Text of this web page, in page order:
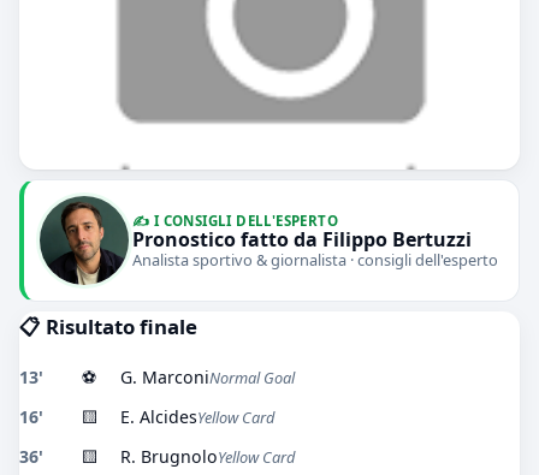
✍️ I CONSIGLI DELL'ESPERTO
Pronostico fatto da Filippo Bertuzzi
Analista sportivo & giornalista · consigli dell'esperto
📋 Risultato finale
13' ⚽ G. MarconiNormal Goal
16' 🟨 E. AlcidesYellow Card
36' 🟨 R. BrugnoloYellow Card